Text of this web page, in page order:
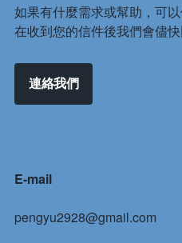
如果有什麼需求或幫助，可
在收到您的信件後我們會儘快
連絡我們
E-mail
pengyu2928@gmail.com